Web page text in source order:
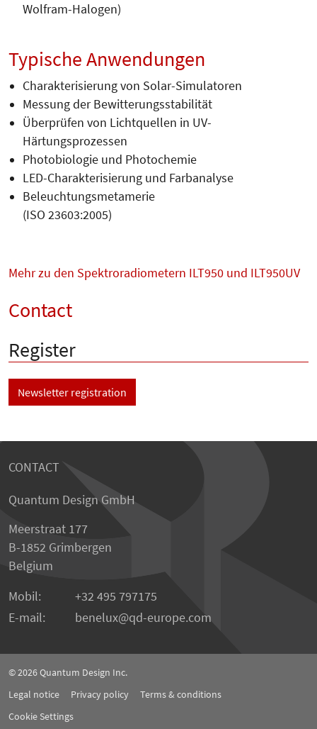
Wolfram-Halogen)
Typische Anwendungen
Charakterisierung von Solar-Simulatoren
Messung der Bewitterungsstabilität
Überprüfen von Lichtquellen in UV­-
Härtungsprozessen
Photobiologie und Photochemie
LED-Charakterisierung und Farbanalyse
Beleuchtungsmetamerie
(ISO 23603:2005)
Mehr zu den Spektroradiometern ILT950 und ILT950UV
Contact
Register
Newsletter registration
CONTACT
Quantum Design GmbH
Meerstraat 177
B-1852 Grimbergen
Belgium
Mobil:
+32 495 797175
E-mail:
benelux qd-europe.com
© 2026Quantum Design Inc.
Legal notice
Privacy policy
Terms & conditions
Cookie Settings